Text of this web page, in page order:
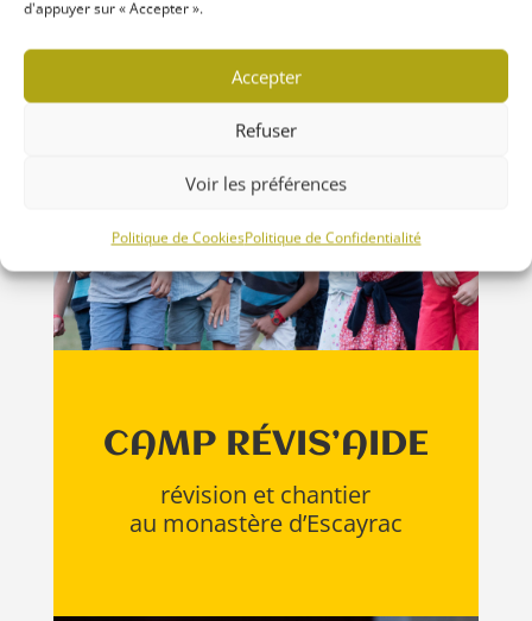
d'appuyer sur « Accepter ».
Accepter
Refuser
Voir les préférences
Politique de CookiesPolitique de Confidentialité
CAMP RÉVIS’AIDE
révision et chantier
au monastère d’Escayrac